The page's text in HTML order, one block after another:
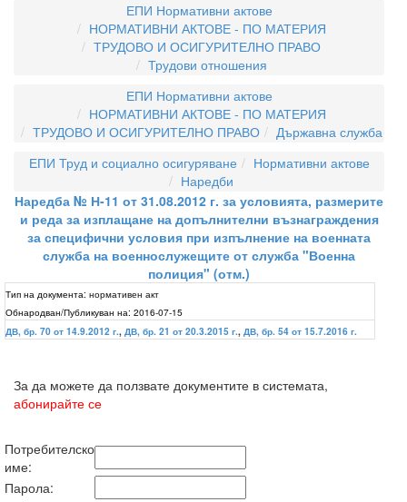
ЕПИ Нормативни актове
НОРМАТИВНИ АКТОВЕ - ПО МАТЕРИЯ
ТРУДОВО И ОСИГУРИТЕЛНО ПРАВО
Трудови отношения
ЕПИ Нормативни актове
НОРМАТИВНИ АКТОВЕ - ПО МАТЕРИЯ
ТРУДОВО И ОСИГУРИТЕЛНО ПРАВО
Държавна служба
ЕПИ Труд и социално осигуряване
Нормативни актове
Наредби
Наредба № Н-11 от 31.08.2012 г. за условията, размерите
и реда за изплащане на допълнителни възнаграждения
за специфични условия при изпълнение на военната
служба на военнослужещите от служба "Военна
полиция" (отм.)
Тип на документа: нормативен акт
Обнародван/Публикуван на: 2016-07-15
ДВ, бр. 70 от 14.9.2012 г., ДВ, бр. 21 от 20.3.2015 г., ДВ, бр. 54 от 15.7.2016 г.
За да можете да ползвате документите в системата,
абонирайте се
Потребителско
име:
Парола: